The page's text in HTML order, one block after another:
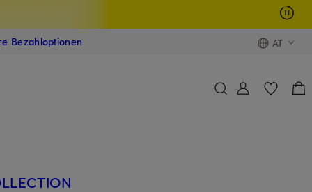
Bezahloptionen AT